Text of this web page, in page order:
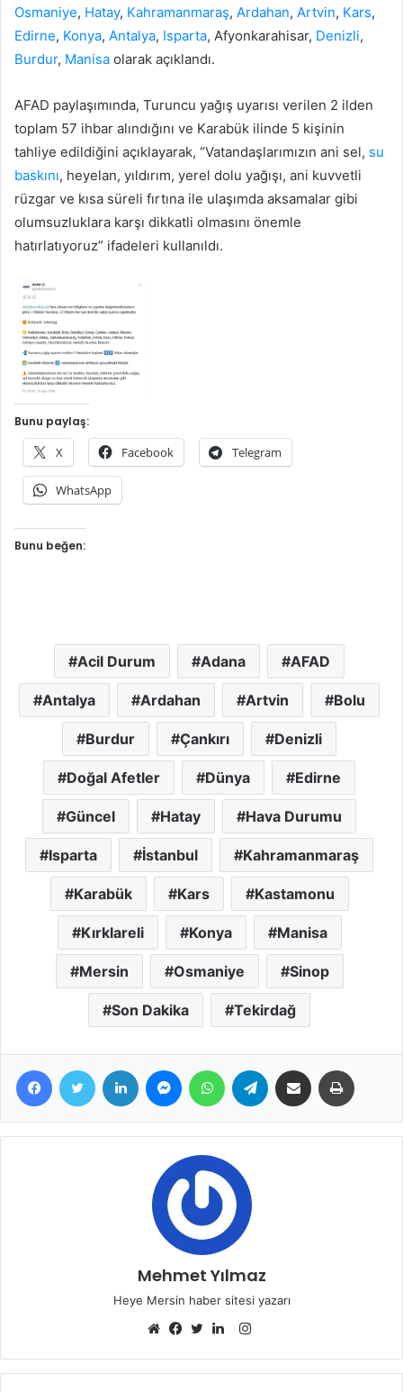
Osmaniye, Hatay, Kahramanmaraş, Ardahan, Artvin, Kars,
Edirne, Konya, Antalya, Isparta, Afyonkarahisar, Denizli,
Burdur, Manisa olarak açıklandı.
AFAD paylaşımında, Turuncu yağış uyarısı verilen 2 ilden
toplam 57 ihbar alındığını ve Karabük ilinde 5 kişinin
tahliye edildiğini açıklayarak, “Vatandaşlarımızın ani sel, su
baskını, heyelan, yıldırım, yerel dolu yağışı, ani kuvvetli
rüzgar ve kısa süreli fırtına ile ulaşımda aksamalar gibi
olumsuzluklara karşı dikkatli olmasını önemle
hatırlatıyoruz” ifadeleri kullanıldı.
Bunu paylaş:
X Facebook Telegram
WhatsApp
Bunu beğen:
Acil Durum Adana AFAD
Antalya Ardahan Artvin Bolu
Burdur Çankırı Denizli
Doğal Afetler Dünya Edirne
Güncel Hatay Hava Durumu
Isparta İstanbul Kahramanmaraş
Karabük Kars Kastamonu
Kırklareli Konya Manisa
Mersin Osmaniye Sinop
Son Dakika Tekirdağ
FacebookTwitter LinkedIn MessengerWhatsAppTelegram E-Posta ile paylaş
Mehmet Yılmaz
Heye Mersin haber sitesi yazarı
sitesi
Instagram